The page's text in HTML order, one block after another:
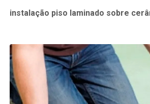
instalação piso laminado sobre